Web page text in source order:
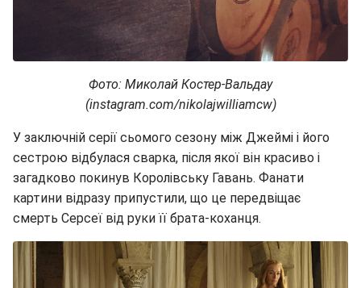
Фото: Миколай Костер-Вальдау
(instagram.com/nikolajwilliamcw)
У заключній серії сьомого сезону між Джеймі і його
сестрою відбулася сварка, після якої він красиво і
загадково покинув Королівську Гавань. Фанати
картини відразу припустили, що це передвіщає
смерть Серсеї від руки її брата-коханця.